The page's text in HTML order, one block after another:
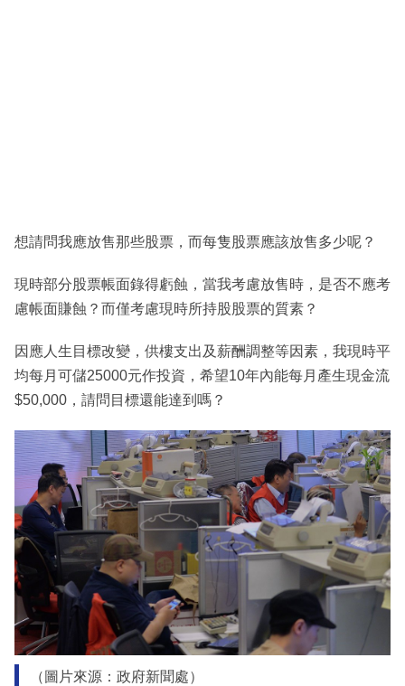
想請問我應放售那些股票，而每隻股票應該放售多少呢？
現時部分股票帳面錄得虧蝕，當我考慮放售時，是否不應考
慮帳面賺蝕？而僅考慮現時所持股股票的質素？
因應人生目標改變，供樓支出及薪酬調整等因素，我現時平
均每月可儲25000元作投資，希望10年內能每月產生現金流
$50,000，請問目標還能達到嗎？
（圖片來源：政府新聞處）